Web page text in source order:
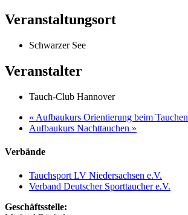
Veranstaltungsort
Schwarzer See
Veranstalter
Tauch-Club Hannover
« Aufbaukurs Orientierung beim Tauchen
Aufbaukurs Nachttauchen »
Verbände
Tauchsport LV Niedersachsen e.V.
Verband Deutscher Sporttaucher e.V.
Geschäftsstelle: